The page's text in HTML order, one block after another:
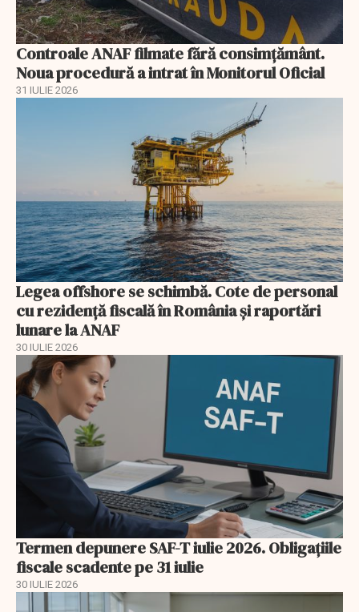
Controale ANAF filmate fără consimțământ.
Noua procedură a intrat în Monitorul Oficial
31 IULIE 2026
Legea offshore se schimbă. Cote de personal
cu rezidență fiscală în România și raportări
lunare la ANAF
30 IULIE 2026
Termen depunere SAF-T iulie 2026. Obligațiile
fiscale scadente pe 31 iulie
30 IULIE 2026